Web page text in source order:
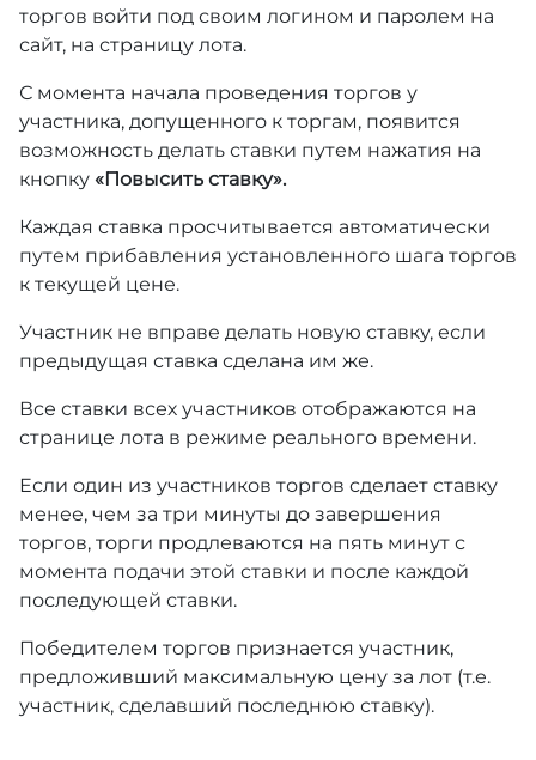
торгов войти под своим логином и паролем на
сайт, на страницу лота.
С момента начала проведения торгов у
участника, допущенного к торгам, появится
возможность делать ставки путем нажатия на
кнопку «Повысить ставку».
Каждая ставка просчитывается автоматически
путем прибавления установленного шага торгов
к текущей цене.
Участник не вправе делать новую ставку, если
предыдущая ставка сделана им же.
Все ставки всех участников отображаются на
странице лота в режиме реального времени.
Если один из участников торгов сделает ставку
менее, чем за три минуты до завершения
торгов, торги продлеваются на пять минут с
момента подачи этой ставки и после каждой
последующей ставки.
Победителем торгов признается участник,
предложивший максимальную цену за лот (т.е.
участник, сделавший последнюю ставку).